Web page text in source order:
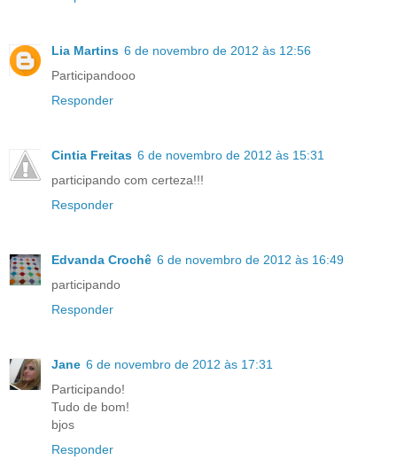
Lia Martins 6 de novembro de 2012 às 12:56
Participandooo
Responder
Cintia Freitas 6 de novembro de 2012 às 15:31
participando com certeza!!!
Responder
Edvanda Crochê 6 de novembro de 2012 às 16:49
participando
Responder
Jane 6 de novembro de 2012 às 17:31
Participando!
Tudo de bom!
bjos
Responder